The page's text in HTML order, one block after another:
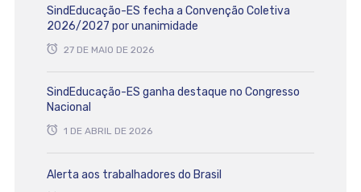
SindEducação-ES fecha a Convenção Coletiva
2026/2027 por unanimidade
27 DE MAIO DE 2026
SindEducação-ES ganha destaque no Congresso
Nacional
1 DE ABRIL DE 2026
Alerta aos trabalhadores do Brasil